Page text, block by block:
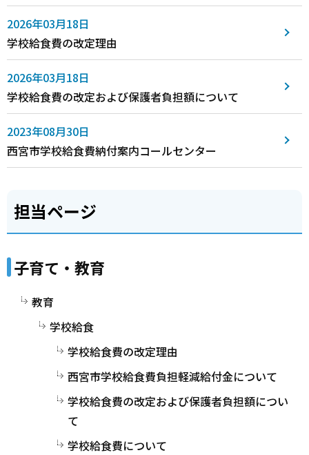
2026年03月18日
学校給食費の改定理由
2026年03月18日
学校給食費の改定および保護者負担額について
2023年08月30日
西宮市学校給食費納付案内コールセンター
担当ページ
子育て・教育
教育
学校給食
学校給食費の改定理由
西宮市学校給食費負担軽減給付金について
学校給食費の改定および保護者負担額につい
て
学校給食費について